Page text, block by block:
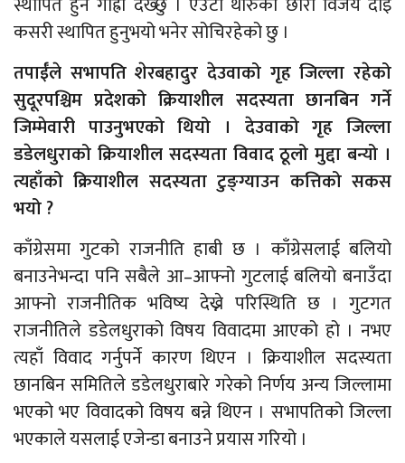
कसरी स्थापित हुनुभयो भनेर सोचिरहेको छु ।
तपाईँले सभापति शेरबहादुर देउवाको गृह जिल्ला रहेको
सुदूरपश्चिम प्रदेशको क्रियाशील सदस्यता छानबिन गर्ने
जिम्मेवारी पाउनुभएको थियो । देउवाको गृह जिल्ला
डडेलधुराको क्रियाशील सदस्यता विवाद ठूलो मुद्दा बन्यो ।
त्यहाँको क्रियाशील सदस्यता टुङ्ग्याउन कत्तिको सकस
भयो ?
काँग्रेसमा गुटको राजनीति हाबी छ । काँग्रेसलाई बलियो
बनाउनेभन्दा पनि सबैले आ–आफ्नो गुटलाई बलियो बनाउँदा
आफ्नो राजनीतिक भविष्य देख्ने परिस्थिति छ । गुटगत
राजनीतिले डडेलधुराको विषय विवादमा आएको हो । नभए
त्यहाँ विवाद गर्नुपर्ने कारण थिएन । क्रियाशील सदस्यता
छानबिन समितिले डडेलधुराबारे गरेको निर्णय अन्य जिल्लामा
भएको भए विवादको विषय बन्ने थिएन । सभापतिको जिल्ला
भएकाले यसलाई एजेन्डा बनाउने प्रयास गरियो ।